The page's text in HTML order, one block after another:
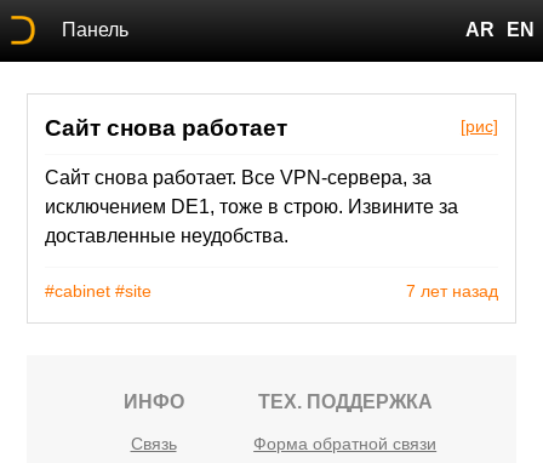
Панель AR EN
[рис]
Сайт снова работает
Сайт снова работает. Все VPN-сервера, за
исключением DE1, тоже в строю. Извините за
доставленные неудобства.
7 лет назад
#cabinet #site
ИНФО
Связь
ТЕХ. ПОДДЕРЖКА
Форма обратной связи